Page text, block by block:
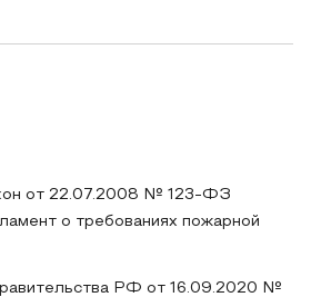
от 22.07.2008 № 123-ФЗ
о требованиях пожарной
РФ от 16.09.2020 №